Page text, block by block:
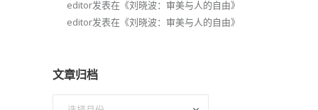
editor发表在《刘晓波：审美与人的自由》
editor发表在《刘晓波：审美与人的自由》
文章归档